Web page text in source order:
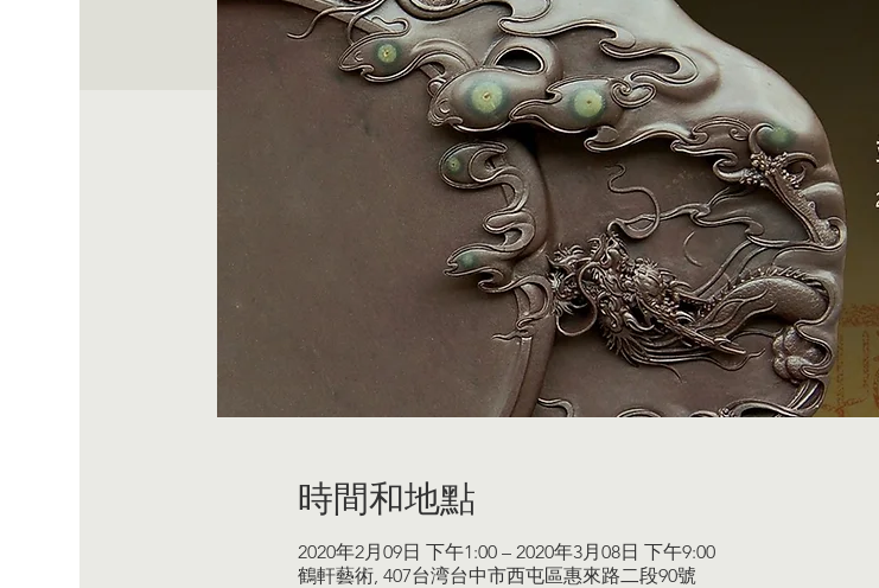
時間和地點
2020年2月09日 下午1:00 – 2020年3月08日 下午9:00
鶴軒藝術, 407台湾台中市西屯區惠來路二段90號